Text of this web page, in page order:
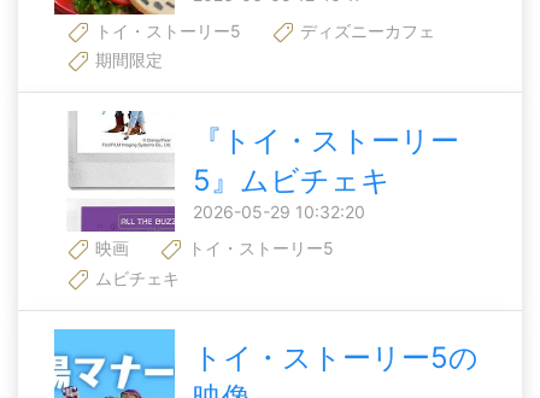
トイ・ストーリー5
ディズニーカフェ
期間限定
『トイ・ストーリー
5』ムビチェキ
2026-05-29 10:32:20
映画
トイ・ストーリー5
ムビチェキ
トイ・ストーリー5の